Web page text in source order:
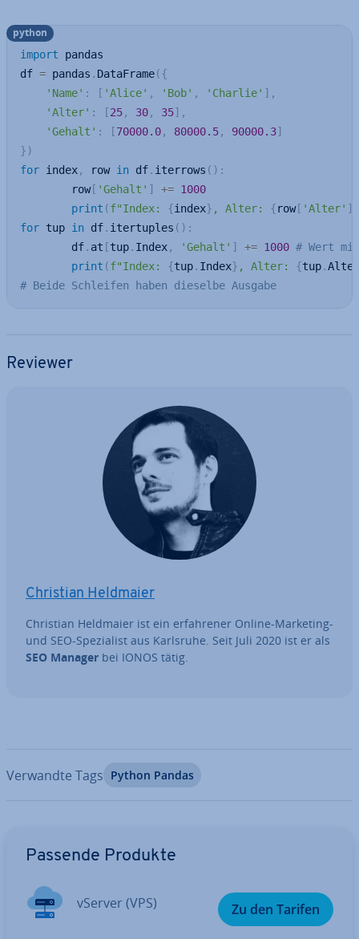
import pandas
df = pandas . DataFrame({
'Name' : [ 'Alice' , 'Bob' , 'Charlie' ] ,
'Alter' : [25, 30, 35] ,
'Gehalt' : [70000.0, 80000.5, 90000.3]
} )
for index, row in df. iterrows ( ) :
        row
[ 'Gehalt' ] += 1000
print (f"Index: {index} , Alter: {row[ 'Alter' ]
for tup in df. itertuples ( ) :
        df
. at [tup. Index, 'Gehalt' ] += 1000 # Wert
print (f"Index: {tup. Index} , Alter: {tup.Alter
# Beide Schleifen haben dieselbe Ausgabe
python
Reviewer
Christian Heldmaier
Christian Heldmaier ist ein er­fah­re­ner Online-Marketing-
und SEO-Spe­zia­list aus Karlsruhe. Seit Juli 2020 ist er als
SEO Manager bei IONOS tätig.
Verwandte Tags Python Pandas
Passende Produkte
vServer (VPS) Zu den Tarifen